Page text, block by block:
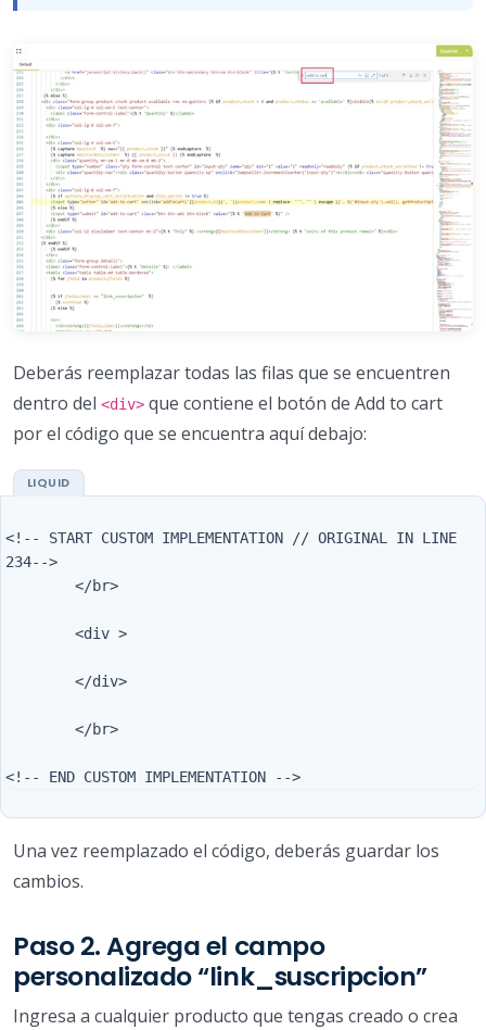
Deberás reemplazar todas las filas que se encuentren
dentro del <div> que contiene el botón de Add to cart
por el código que se encuentra aquí debajo:
<!-- START CUSTOM IMPLEMENTATION // ORIGINAL IN LINE
234-->
Una vez reemplazado el código, deberás guardar los
cambios.
Paso 2. Agrega el campo
personalizado “link_suscripcion”
Ingresa a cualquier producto que tengas creado o crea